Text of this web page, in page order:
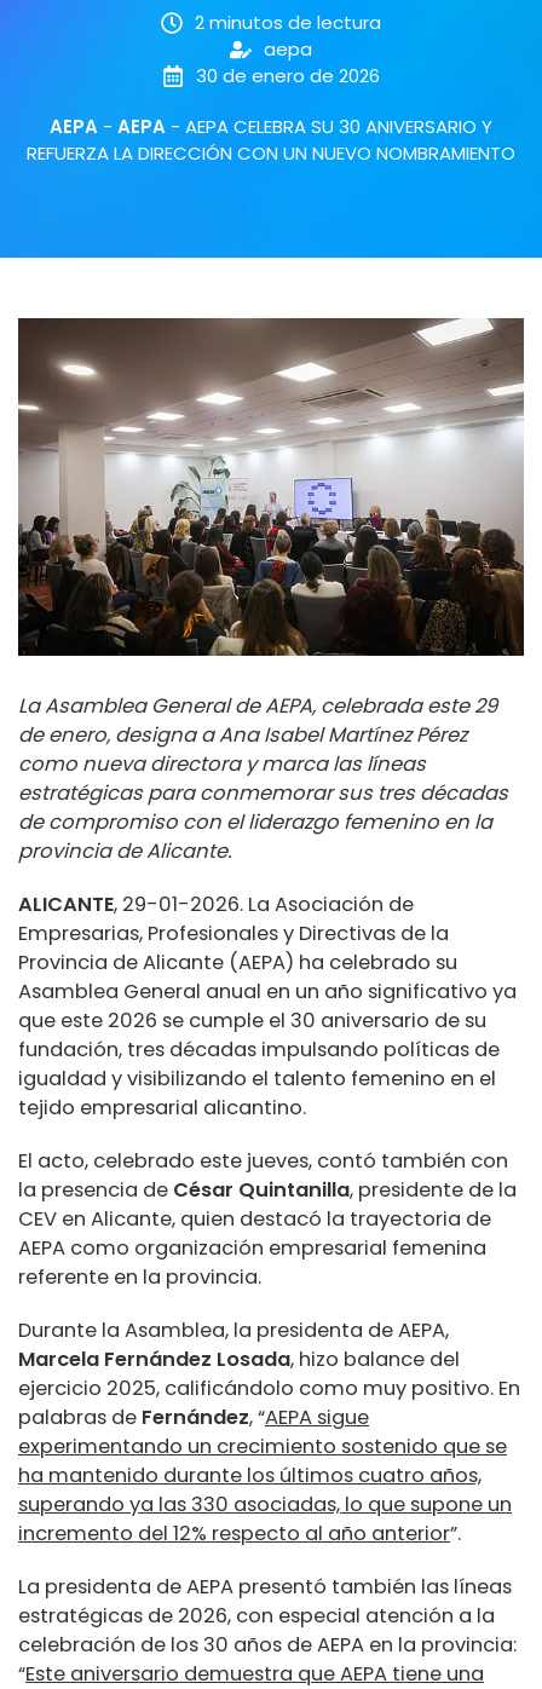
2 minutos de lectura
aepa
30 de enero de 2026
AEPA - AEPA - AEPA CELEBRA SU 30 ANIVERSARIO Y
REFUERZA LA DIRECCIÓN CON UN NUEVO NOMBRAMIENTO
La Asamblea General de AEPA, celebrada este 29
de enero, designa a Ana Isabel Martínez Pérez
como nueva directora y marca las líneas
estratégicas para conmemorar sus tres décadas
de compromiso con el liderazgo femenino en la
provincia de Alicante.
ALICANTE, 29-01-2026. La Asociación de
Empresarias, Profesionales y Directivas de la
Provincia de Alicante (AEPA) ha celebrado su
Asamblea General anual en un año significativo ya
que este 2026 se cumple el 30 aniversario de su
fundación, tres décadas impulsando políticas de
igualdad y visibilizando el talento femenino en el
tejido empresarial alicantino.
El acto, celebrado este jueves, contó también con
la presencia de César Quintanilla, presidente de la
CEV en Alicante, quien destacó la trayectoria de
AEPA como organización empresarial femenina
referente en la provincia.
Durante la Asamblea, la presidenta de AEPA,
Marcela Fernández Losada, hizo balance del
ejercicio 2025, calificándolo como muy positivo. En
palabras de Fernández, “AEPA sigue
experimentando un crecimiento sostenido que se
ha mantenido durante los últimos cuatro años,
superando ya las 330 asociadas, lo que supone un
incremento del 12% respecto al año anterior”.
La presidenta de AEPA presentó también las líneas
estratégicas de 2026, con especial atención a la
celebración de los 30 años de AEPA en la provincia:
“Este aniversario demuestra que AEPA tiene una